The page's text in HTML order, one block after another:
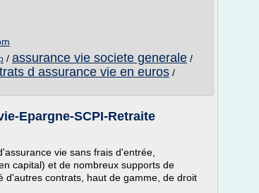
/ assurance vie societe generale /
d assurance vie en euros /
Epargne-SCPI-Retraite
vie sans frais d'entrée,
capital) et de nombreux supports de
d'autres contrats, haut de gamme, de droit